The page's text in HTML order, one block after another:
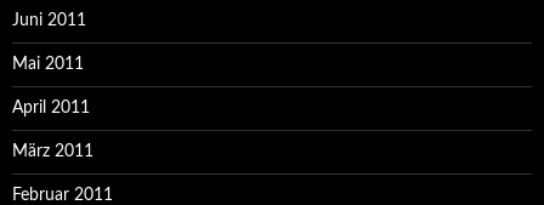
Juni 2011
Mai 2011
April 2011
März 2011
Februar 2011